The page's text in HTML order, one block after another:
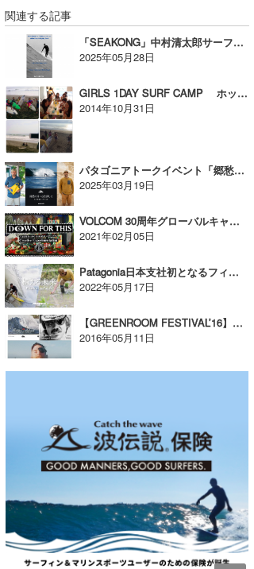
関連する記事
「SEAKONG」中村清太郎サーファーズジャーナル特集記念パーティ【AD】
2025年05月28日
GIRLS 1DAY SURF CAMP ホットでキュートなガールズサーファー集まれ
2014年10月31日
パタゴニアトークイベント「郷愁の国へ波を探しに」眞木 勇人＆ペドロ・ゴメス【AD】
2025年03月19日
VOLCOM 30周年グローバルキャンペーン ”DOWN FOR THIS”がローンチされた【AD】
2021年02月05日
Patagonia日本支社初となるフィルム&トークショーが開催！【AD】
2022年05月17日
【GREENROOM FESTIVAL’16】最終FILM上映作品&上映スケジュール発表【広告】
2016年05月11日